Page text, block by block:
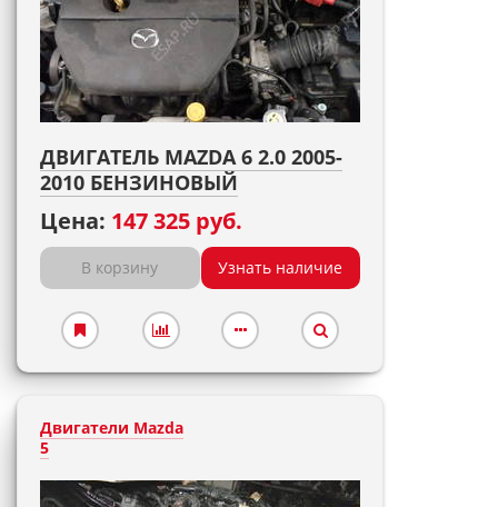
ДВИГАТЕЛЬ MAZDA 6 2.0 2005-
2010 БЕНЗИНОВЫЙ
Цена: 147 325 руб.
В корзину Узнать наличие
Двигатели Mazda
5